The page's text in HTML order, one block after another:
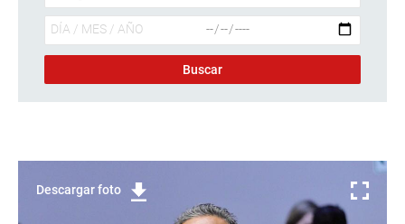
Descargar foto